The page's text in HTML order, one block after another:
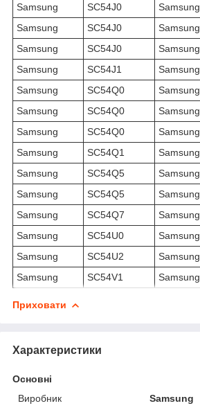
Samsung
SC54J0 Samsung
Samsung
SC54J0 Samsung
Samsung
SC54J0 Samsung
Samsung
SC54J1 Samsung
Samsung
SC54Q0 Samsung
Samsung
SC54Q0 Samsung
Samsung
SC54Q0 Samsung
Samsung
SC54Q1 Samsung
Samsung
SC54Q5 Samsung
Samsung
SC54Q5 Samsung
Samsung
SC54Q7 Samsung
Samsung
SC54U0 Samsung
Samsung
SC54U2 Samsung
Samsung
SC54V1 Samsung
Приховати
Характеристики
Основні
Виробник
Samsung